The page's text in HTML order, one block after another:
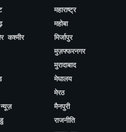
कश्मीर
महाराष्ट्र
महोबा
मिर्जापुर
मुज़फ्फरनगर
मुरादाबाद
मेघालय
मेरठ
मैनपुरी
राजनीति